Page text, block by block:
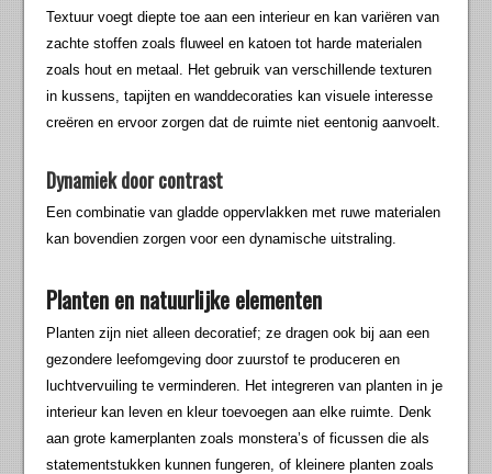
Textuur voegt diepte toe aan een interieur en kan variëren van
zachte stoffen zoals fluweel en katoen tot harde materialen
zoals hout en metaal. Het gebruik van verschillende texturen
in kussens, tapijten en wanddecoraties kan visuele interesse
creëren en ervoor zorgen dat de ruimte niet eentonig aanvoelt.
Dynamiek door contrast
Een combinatie van gladde oppervlakken met ruwe materialen
kan bovendien zorgen voor een dynamische uitstraling.
Planten en natuurlijke elementen
Planten zijn niet alleen decoratief; ze dragen ook bij aan een
gezondere leefomgeving door zuurstof te produceren en
luchtvervuiling te verminderen. Het integreren van planten in je
interieur kan leven en kleur toevoegen aan elke ruimte. Denk
aan grote kamerplanten zoals monstera’s of ficussen die als
statementstukken kunnen fungeren, of kleinere planten zoals